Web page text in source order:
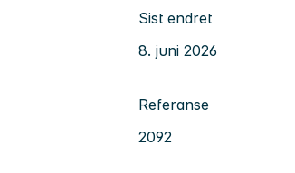
Sist endret
8. juni 2026
Referanse
2092